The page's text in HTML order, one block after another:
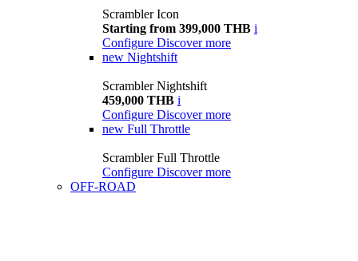
Scrambler Icon
Starting from 399,000 THB i
Configure Discover more
new Nightshift
Scrambler Nightshift
459,000 THB i
Configure Discover more
new Full Throttle
Scrambler Full Throttle
Configure Discover more
OFF-ROAD